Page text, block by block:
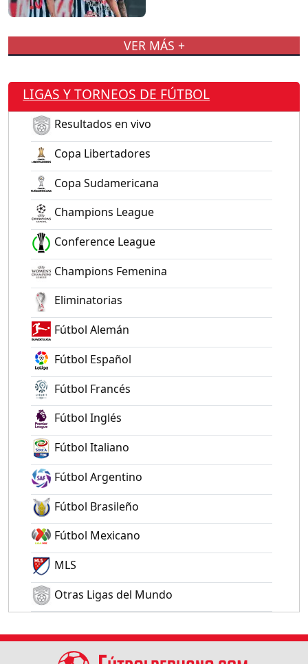
VER MÁS +
LIGAS Y TORNEOS DE FÚTBOL
Resultados en vivo
Copa Libertadores
Copa Sudamericana
Champions League
Conference League
Champions Femenina
Eliminatorias
Fútbol Alemán
Fútbol Español
Fútbol Francés
Fútbol Inglés
Fútbol Italiano
Fútbol Argentino
Fútbol Brasileño
Fútbol Mexicano
MLS
Otras Ligas del Mundo